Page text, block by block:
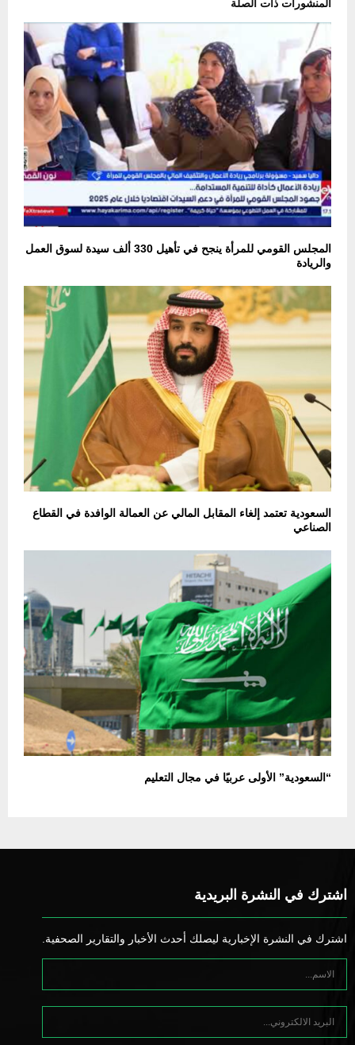
المجلس القومي للمرأة ينجح في تأهيل 330 ألف سيدة لسوق العمل
والريادة
السعودية تعتمد إلغاء المقابل المالي عن العمالة الوافدة في القطاع
الصناعي
“السعودية” الأولى عربيًا في مجال التعليم
اشترك في النشرة البريدية
اشترك في النشرة الإخبارية ليصلك أحدث الأخبار والتقارير الصحفية.